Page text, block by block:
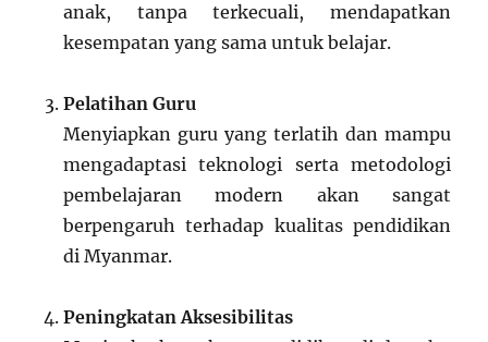
anak, tanpa terkecuali, mendapatkan
kesempatan yang sama untuk belajar.
Pelatihan Guru
Menyiapkan guru yang terlatih dan mampu
mengadaptasi teknologi serta metodologi
pembelajaran modern akan sangat
berpengaruh terhadap kualitas pendidikan
di Myanmar.
Peningkatan Aksesibilitas